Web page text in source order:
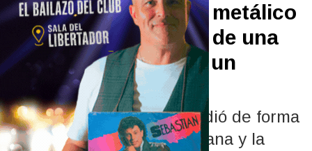
Tragedia: un portón metálico
se desplomó dentro de una
gomería y aplastó a un
hombre
La estructura se desprendió de forma
repentina durante la mañana y la